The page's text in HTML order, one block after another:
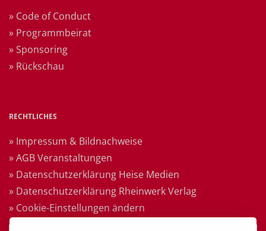
» Code of Conduct
» Programmbeirat
» Sponsoring
» Rückschau
RECHTLICHES
» Impressum & Bildnachweise
» AGB Veranstaltungen
» Datenschutzerklärung Heise Medien
» Datenschutzerklärung Rheinwerk Verlag
» Cookie-Einstellungen ändern